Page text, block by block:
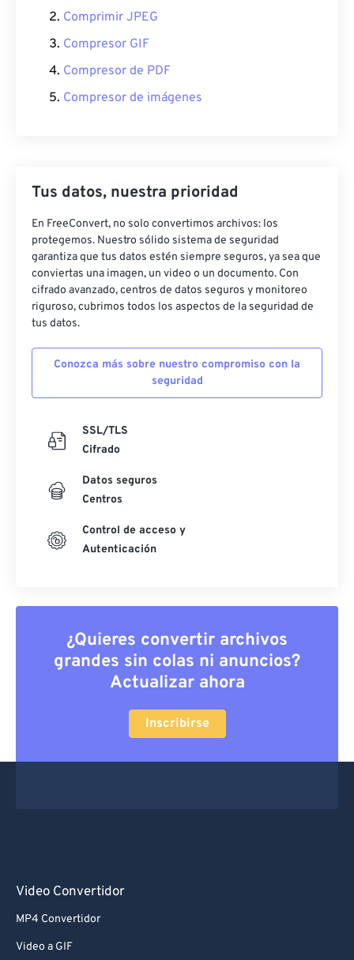
Comprimir JPEG
Compresor GIF
Compresor de PDF
Compresor de imágenes
Tus datos, nuestra prioridad
En FreeConvert, no solo convertimos archivos: los
protegemos. Nuestro sólido sistema de seguridad
garantiza que tus datos estén siempre seguros, ya sea que
conviertas una imagen, un video o un documento. Con
cifrado avanzado, centros de datos seguros y monitoreo
riguroso, cubrimos todos los aspectos de la seguridad de
tus datos.
Conozca más sobre nuestro compromiso con la
seguridad
SSL/TLS
Cifrado
Datos seguros
Centros
Control de acceso y
Autenticación
¿Quieres convertir archivos
grandes sin colas ni anuncios?
Actualizar ahora
Inscribirse
Video Convertidor
MP4 Convertidor
Video a GIF